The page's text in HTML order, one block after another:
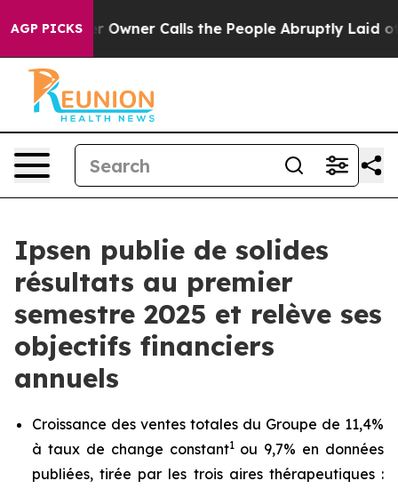
AGP PICKSOwner Calls the People Abruptly Laid off
Ipsen publie de solides
résultats au premier
semestre 2025 et relève ses
objectifs financiers
annuels
Croissance des ventes totales du Groupe de 11,4%
à taux de change constant1ou 9,7% en données
publiées, tirée par les trois aires thérapeutiques :